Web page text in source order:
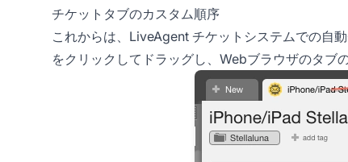
チケットタブのカスタム順序
これからは、LiveAgent チケットシステムでの自
をクリックしてドラッグし、Webブラウザのタブ